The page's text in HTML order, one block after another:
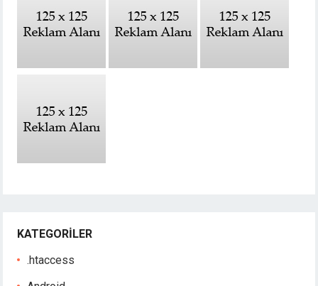
KATEGORILER
.htaccess